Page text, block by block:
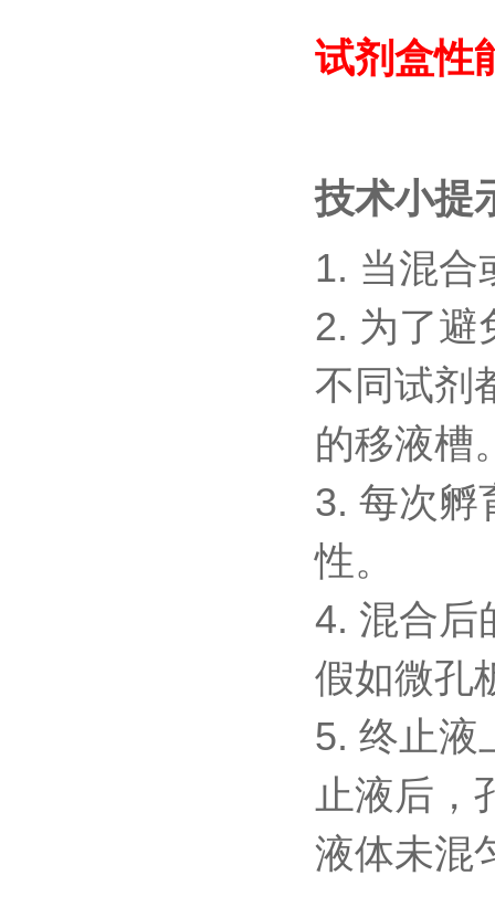
试剂盒性
技术小提
1. 当混合
2. 为了避
不同试剂
的移液槽
3. 每次孵
性。
4. 混合后
假如微孔
5. 终止液
止液后，
液体未混